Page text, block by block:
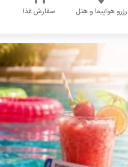
رزرو هواپیما و هتل سفارش غذا